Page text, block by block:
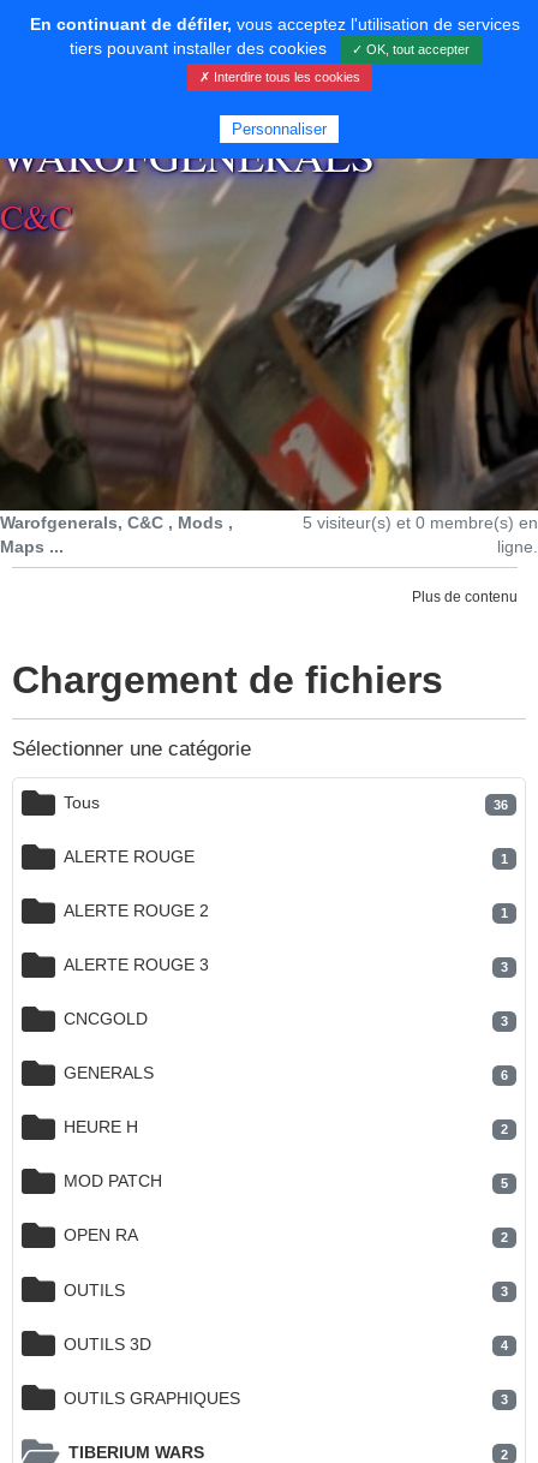
⚡ SOUTENIR LE DÉVELOPPEMENT
WAROFGENERALS
C&C
Warofgenerals, C&C , Mods ,
Maps ...
5 visiteur(s) et 0 membre(s) en
ligne.
Plus de contenu
Chargement de fichiers
Sélectionner une catégorie
Tous 36
ALERTE ROUGE 1
ALERTE ROUGE 2 1
ALERTE ROUGE 3 3
CNCGOLD 3
GENERALS 6
HEURE H 2
MOD PATCH 5
OPEN RA 2
OUTILS 3
OUTILS 3D 4
OUTILS GRAPHIQUES 3
TIBERIUM WARS 2
En continuant de défiler, vous acceptez l'utilisation de services
tiers pouvant installer des cookies
✓ OK, tout accepter
✗ Interdire tous les cookies
Personnaliser